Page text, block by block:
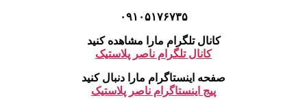
۰۹۱۰۵۱۷۶۷۳۵
کانال تلگرام مارا مشاهده کنید
کانال تلگرام ناصر پلاستیک
صفحه اینستاگرام مارا دنبال کنید
پیج اینستاگرام ناصر پلاستیک